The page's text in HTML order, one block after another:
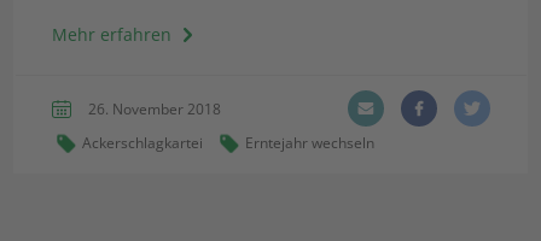
Mehr erfahren
26. November 2018
Ackerschlagkartei
Erntejahr wechseln